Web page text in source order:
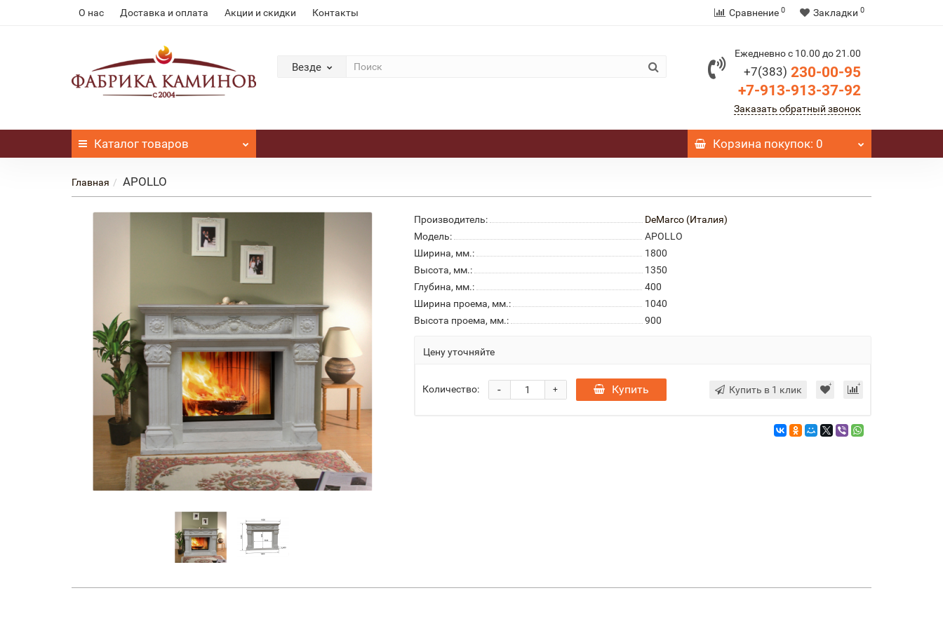
О нас Доставка и оплата Акции и скидки Контакты Сравнение 0 Закладки 0
Везде
Ежедневно с 10.00 до 21.00
+7(383) 230-00-95
+7-913-913-37-92
Заказать обратный звонок
Каталог товаров Корзинапокупок: 0
Главная APOLLO
Производитель:
DeMarco (Италия)
Модель:
APOLLO
Ширина, мм.:
1800
Высота, мм.:
1350
Глубина, мм.:
400
Ширина проема, мм.:
1040
Высота проема, мм.:
900
Цену уточняйте
Количество: +
- Купить Купить в 1 клик